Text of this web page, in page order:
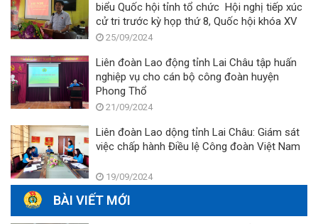
biểu Quốc hội tỉnh tổ chức Hội nghị tiếp xúc
cử tri trước kỳ họp thứ 8, Quốc hội khóa XV
25/09/2024
Liên đoàn Lao động tỉnh Lai Châu tập huấn
nghiệp vụ cho cán bộ công đoàn huyện
Phong Thổ
21/09/2024
Liên đoàn Lao dộng tỉnh Lai Châu: Giám sát
việc chấp hành Điều lệ Công đoàn Việt Nam
19/09/2024
BÀI VIẾT MỚI